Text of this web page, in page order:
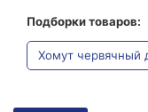
Подборки товаров:
Хомут червячный